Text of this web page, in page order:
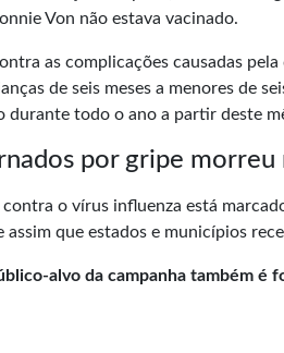
Von não estava vacinado.
as complicações causadas
de seis meses a menores de
durante todo o ano a partir deste
por gripe morreu
o vírus influenza está
que estados e municípios
alvo da campanha também é